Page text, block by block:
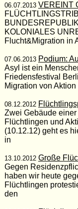
06.07.2013 VEREINT
KOLONIALES
Flucht&Migration in
07.06.2013 Podium:
Asyl ist ein
Friedensfestival
Migration von
08.12.2012
Zwei Gebäude
Flüchtlingen und
(10.12.12) geht es
in
13.10.2012 Große
Gegen
haben wir heute
Flüchtlingen
den